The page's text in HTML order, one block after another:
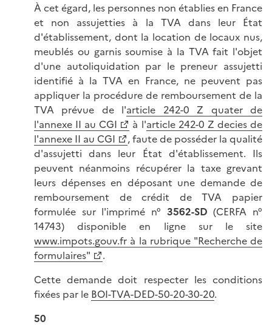
À cet égard, les personnes non établies en France
et non assujetties à la TVA dans leur État
d'établissement, dont la location de locaux nus,
meublés ou garnis soumise à la TVA fait l'objet
d'une autoliquidation par le preneur assujetti
identifié à la TVA en France, ne peuvent pas
appliquer la procédure de remboursement de la
TVA prévue de l'article 242-0 Z quater de
l'annexe II au CGI
à l'article 242-0 Z decies de
l'annexe II au CGI
, faute de posséder la qualité
d'assujetti dans leur État d'établissement. Ils
peuvent néanmoins récupérer la taxe grevant
leurs dépenses en déposant une demande de
remboursement de crédit de TVA papier
formulée sur l'imprimé n° 3562-SD (CERFA n°
14743) disponible en ligne sur le site
www.impots.gouv.fr à la rubrique "Recherche de
formulaires"
.
Cette demande doit respecter les conditions
fixées par le BOI-TVA-DED-50-20-30-20.
50